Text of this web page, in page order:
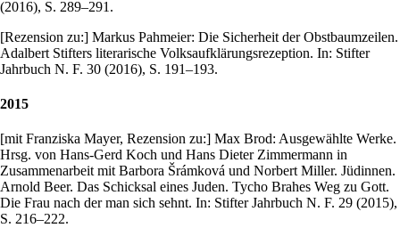
(2016), S. 289–291.
[Rezension zu:] Markus Pahmeier: Die Sicherheit der Obstbaumzeilen.
Adalbert Stifters literarische Volksaufklärungsrezeption. In: Stifter
Jahrbuch N. F. 30 (2016), S. 191–193.
2015
[mit Franziska Mayer, Rezension zu:] Max Brod: Ausgewählte Werke.
Hrsg. von Hans-Gerd Koch und Hans Dieter Zimmermann in
Zusammenarbeit mit Barbora Šrámková und Norbert Miller. Jüdinnen.
Arnold Beer. Das Schicksal eines Juden. Tycho Brahes Weg zu Gott.
Die Frau nach der man sich sehnt. In: Stifter Jahrbuch N. F. 29 (2015),
S. 216–222.